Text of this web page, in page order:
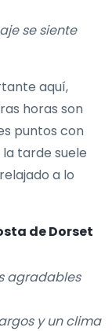
se siente
aquí,
horas son
puntos con
tarde suele
a lo
de Dorset
agradables
y un clima